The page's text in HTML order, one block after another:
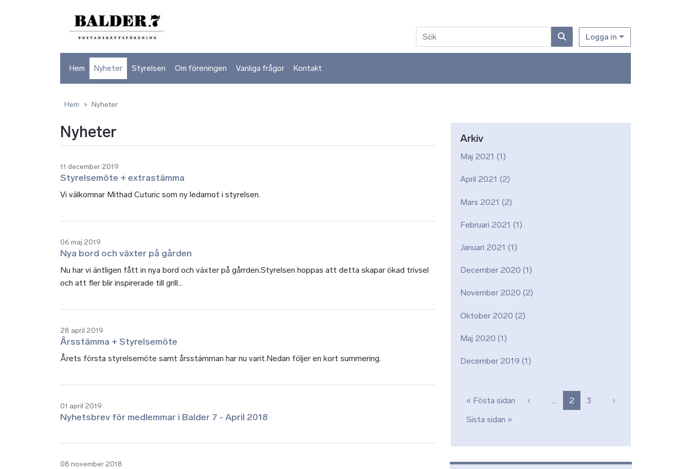
Logga in
Hem Nyheter Styrelsen Om föreningen Vanliga frågor Kontakt
Hem Nyheter
Nyheter
11 december 2019
Styrelsemöte + extrastämma
Vi välkomnar Mithad Cuturic som ny ledamot i styrelsen.
06 maj 2019
Nya bord och växter på gården
Nu har vi äntligen fått in nya bord och växter på gårrden.Styrelsen hoppas att detta skapar ökad trivsel
och att fler blir inspirerade till grill...
28 april 2019
Årsstämma + Styrelsemöte
Årets första styrelsemöte samt årsstämman har nu varit.Nedan följer en kort summering.
01 april 2019
Nyhetsbrev för medlemmar i Balder 7 - April 2018
08 november 2018
Arkiv
Maj 2021 (1)
April 2021 (2)
Mars 2021 (2)
Februari 2021 (1)
Januari 2021 (1)
December 2020 (1)
November 2020 (2)
Oktober 2020 (2)
Maj 2020 (1)
December 2019 (1)
Paginering
« Fösta sidan Första sidan
‹ Föregående sida
… 2 3 ›
Sista sidan »